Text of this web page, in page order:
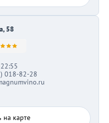
58
018-82-28
на карте